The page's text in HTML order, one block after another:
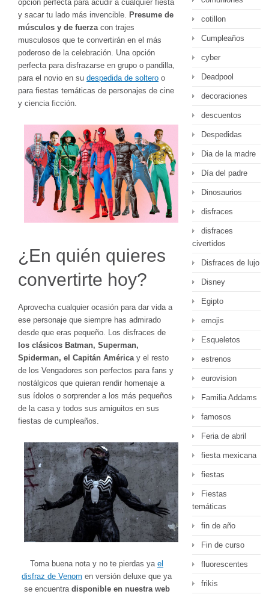
opción perfecta para acudir a cualquier fiesta
y sacar tu lado más invencible. Presume de
músculos y de fuerza con trajes
musculosos que te convertirán en el más
poderoso de la celebración. Una opción
perfecta para disfrazarse en grupo o pandilla,
para el novio en su despedida de soltero o
para fiestas temáticas de personajes de cine
y ciencia ficción.
¿En quién quieres
convertirte hoy?
Aprovecha cualquier ocasión para dar vida a
ese personaje que siempre has admirado
desde que eras pequeño. Los disfraces de
los clásicos Batman, Superman,
Spiderman, el Capitán Américay el resto
de los Vengadores son perfectos para fans y
nostálgicos que quieran rendir homenaje a
sus ídolos o sorprender a los más pequeños
de la casa y todos sus amiguitos en sus
fiestas de cumpleaños.
Toma buena nota y no te pierdas ya el
disfraz de Venom en versión deluxe que ya
se encuentra disponible en nuestra web
cotillon
Cumpleaños
cyber
Deadpool
decoraciones
descuentos
Despedidas
Dia de la madre
Día del padre
Dinosaurios
disfraces
disfraces
civertidos
Disfraces de lujo
Disney
Egipto
emojis
Esqueletos
estrenos
eurovision
Familia Addams
famosos
Feria de abril
fiesta mexicana
fiestas
Fiestas
temáticas
fin de año
Fin de curso
fluorescentes
frikis